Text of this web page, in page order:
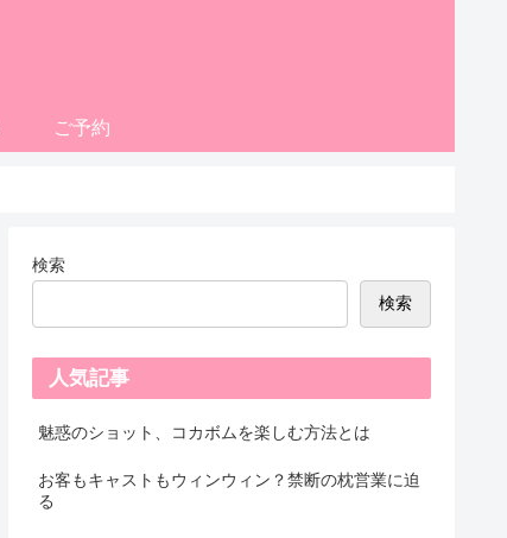
ご予約
検索
検索
人気記事
魅惑のショット、コカボムを楽しむ方法とは
お客もキャストもウィンウィン？禁断の枕営業に迫
る